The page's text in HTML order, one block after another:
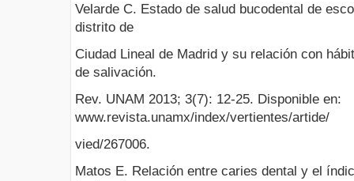
Velarde C. Estado de salud bucodental de
distrito de
Ciudad Lineal de Madrid y su relación con
de salivación.
Rev. UNAM 2013; 3(7): 12-25. Disponible en:
www.revista.unamx/index/vertientes/artide/
vied/267006.
Matos E. Relación entre caries dental y el